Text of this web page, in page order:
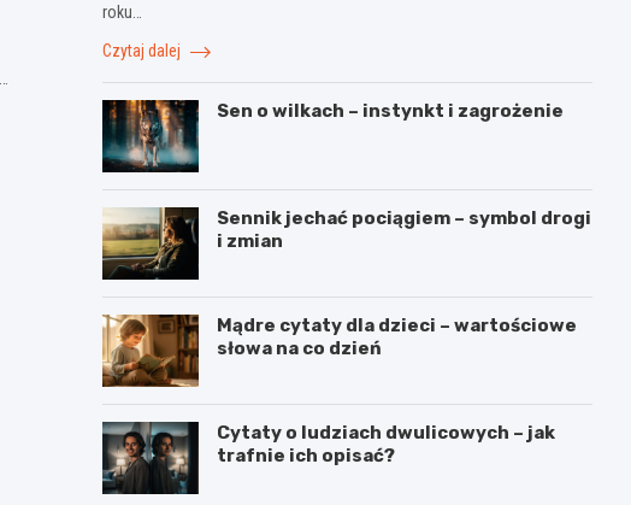
roku…
Czytaj dalej
Sen o wilkach – instynkt i zagrożenie
Sennik jechać pociągiem – symbol drogi
i zmian
Mądre cytaty dla dzieci – wartościowe
słowa na co dzień
Cytaty o ludziach dwulicowych – jak
trafnie ich opisać?